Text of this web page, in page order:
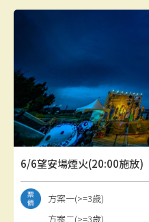
6/6望安場煙火(20:00施放)
方案一(>=3歲)
方案二(>=3歲)